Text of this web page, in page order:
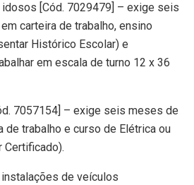
[Cód. 7029479] – exige seis
carteira de trabalho, ensino
Histórico Escolar) e
em escala de turno 12 x 36
7057154] – exige seis meses de
de trabalho e curso de Elétrica ou
Certificado).
de veículos